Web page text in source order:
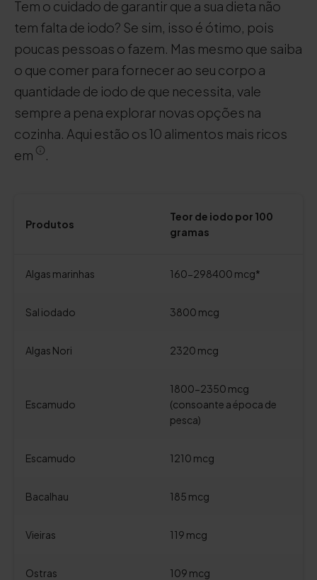
Tem o cuidado de garantir que a sua dieta não
tem falta de iodo? Se sim, isso é ótimo, pois
poucas pessoas o fazem. Mas mesmo que saiba
o que comer para fornecer ao seu corpo a
quantidade de iodo de que necessita, vale
sempre a pena explorar novas opções na
cozinha. Aqui estão os 10 alimentos mais ricos
em
.
Produtos
Teor de iodo por 100
gramas
Algas marinhas 160-298400 mcg*
Sal iodado 3800 mcg
Algas Nori 2320 mcg
Escamudo
1800-2350 mcg
(consoante a época de
pesca)
Escamudo 1210 mcg
Bacalhau 185 mcg
Vieiras 119 mcg
Ostras 109 mcg